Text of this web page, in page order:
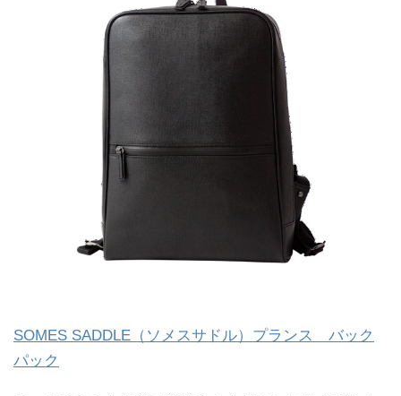
SOMES SADDLE（ソメスサドル）プランス バック
パック